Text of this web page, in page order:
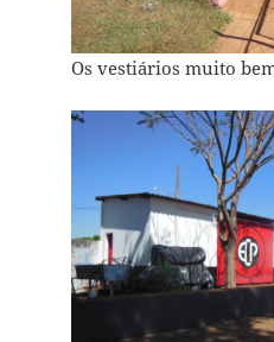
Os vestiários muito